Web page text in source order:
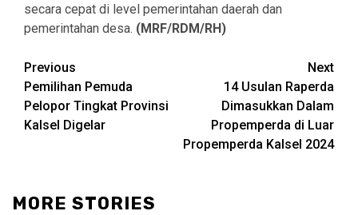
secara cepat di level pemerintahan daerah dan
pemerintahan desa. (MRF/RDM/RH)
Continue
Reading
Previous
Pemilihan Pemuda
Pelopor Tingkat Provinsi
Kalsel Digelar
Next
14 Usulan Raperda
Dimasukkan Dalam
Propemperda di Luar
Propemperda Kalsel 2024
MORE STORIES